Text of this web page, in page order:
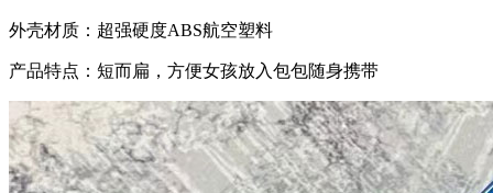
外壳材质：超强硬度ABS航空塑料
产品特点：短而扁，方便女孩放入包包随身携带